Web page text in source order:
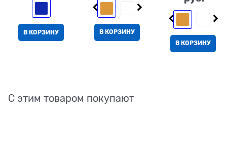
В КОРЗИНУ В КОРЗИНУ
В КОРЗИНУ
С этим товаром покупают